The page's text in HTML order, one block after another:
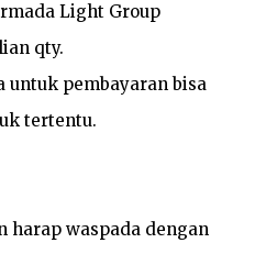
Light Group
qty.
untuk pembayaran bisa
tertentu.
harap waspada dengan